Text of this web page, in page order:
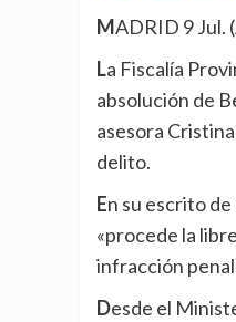
MADRID 9
La Fiscalía Provincial de Madrid ha oficializado ante el juez Juan Carlos Peinado su solicitud para la
absolución de
asesora
delito.
En su escrito de conclusiones dirigido al juez, al que ha tenido acceso Agencias, el fiscal pide que
«procede la
infracción
Desde el Ministerio Público han pedido reiteradamente al juez instructor del ‘caso Begoña Gómez’ que